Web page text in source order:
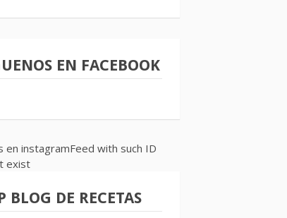
EN FACEBOOK
en instagramFeed with such ID
exist
BLOG DE RECETAS